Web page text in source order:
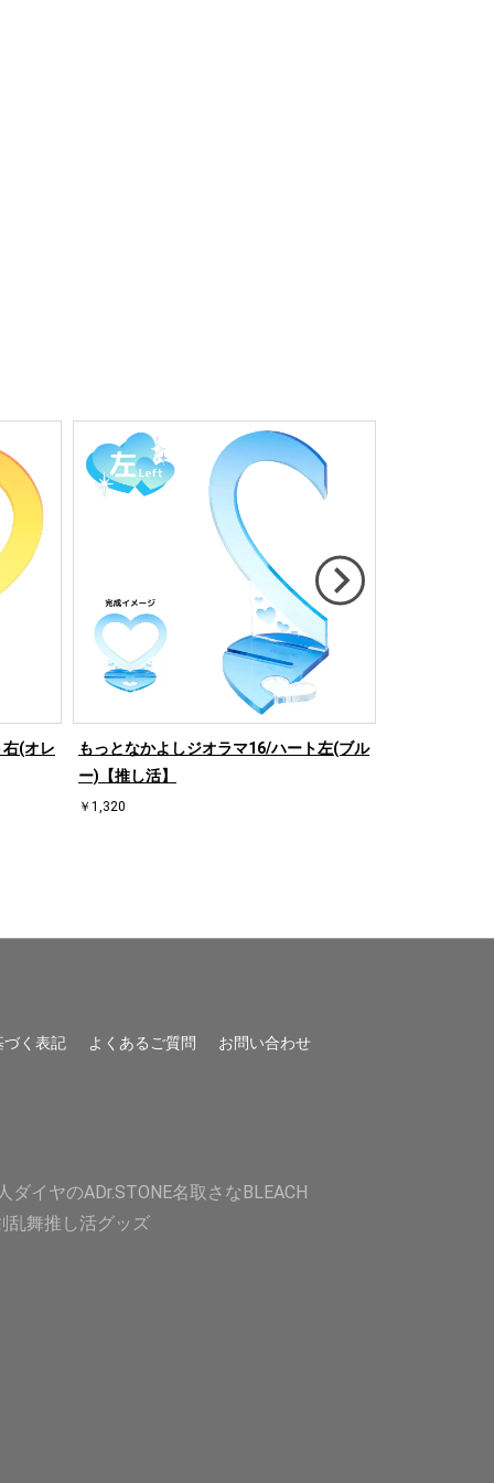
(オレ
もっとなかよしジオラマ16/ハート左(ブル
ー)【推し活】
￥1,320
づく表記 よくあるご質問 お問い合わせ
ダイヤのADr.STONE名取さな BLEACH
乱舞推し活グッズ